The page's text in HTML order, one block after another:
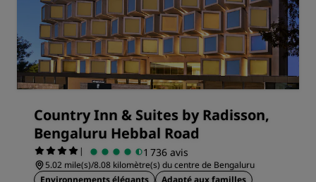
Country Inn & Suites by Radisson,
Bengaluru Hebbal Road
| 1 736 avis
5.02 mile(s)/8.08 kilomètre(s) du centre de Bengaluru
Environnements élégants
Adapté aux familles